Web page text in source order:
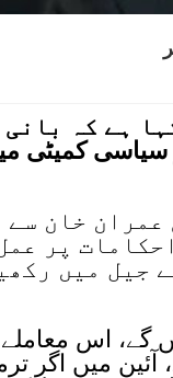
ہے کہ بانی
پر سیاسی کمیٹی
خان سے
پر
جیل میں
پر ریسپانس دیں گے، اس
میں اگر